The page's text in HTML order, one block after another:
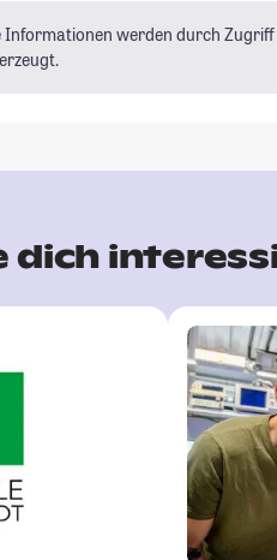
Informationen werden durch Zugriff
dich